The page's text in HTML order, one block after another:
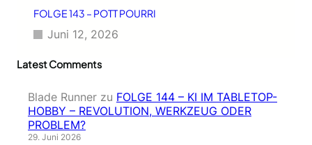
FOLGE 143 – POTT POURRI
Juni 12, 2026
Latest Comments
Blade Runner zu FOLGE 144 – KI IM TABLETOP-
HOBBY – REVOLUTION, WERKZEUG ODER
PROBLEM?
29. Juni 2026